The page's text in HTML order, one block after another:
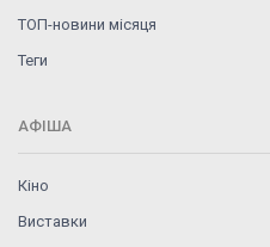
ТОП-новини місяця
Теги
АФІША
Кіно
Виставки